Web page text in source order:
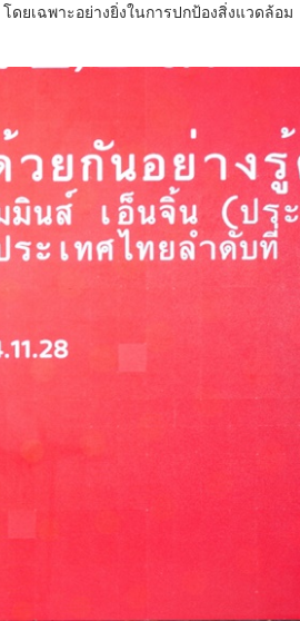
ยเฉพาะอย่างยิ่งในการปกป้องสิ่งแวดล้อม